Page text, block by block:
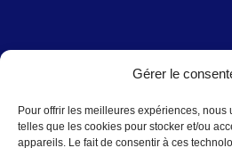
Gérer le
Pour offrir les meilleures expériences,
telles que les cookies pour stocker et/ou
appareils. Le fait de consentir à ces
Nous écrire→